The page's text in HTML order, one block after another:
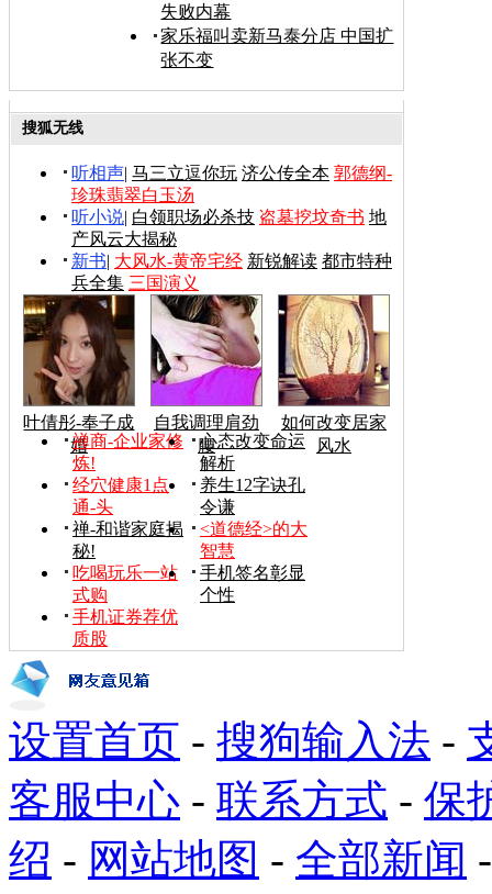
失败内幕
家乐福叫卖新马泰分店 中国扩
张不变
搜狐无线
听相声| 马三立逗你玩 济公传全本 郭德纲-
珍珠翡翠白玉汤
听小说| 白领职场必杀技 盗墓挖坟奇书 地
产风云大揭秘
新书| 大风水-黄帝宅经 新锐解读 都市特种
兵全集 三国演义
叶倩彤-奉子成
婚
自我调理肩劲
腰
如何改变居家
风水
禅商-企业家修
炼!
心态改变命运
解析
经穴健康1点
通-头
养生12字诀孔
令谦
禅-和谐家庭揭
秘!
<道德经>的大
智慧
吃喝玩乐一站
式购
手机签名彰显
个性
手机证券荐优
质股
设置首页 - 搜狗输入法 -
客服中心 - 联系方式 - 保
绍 - 网站地图 - 全部新闻